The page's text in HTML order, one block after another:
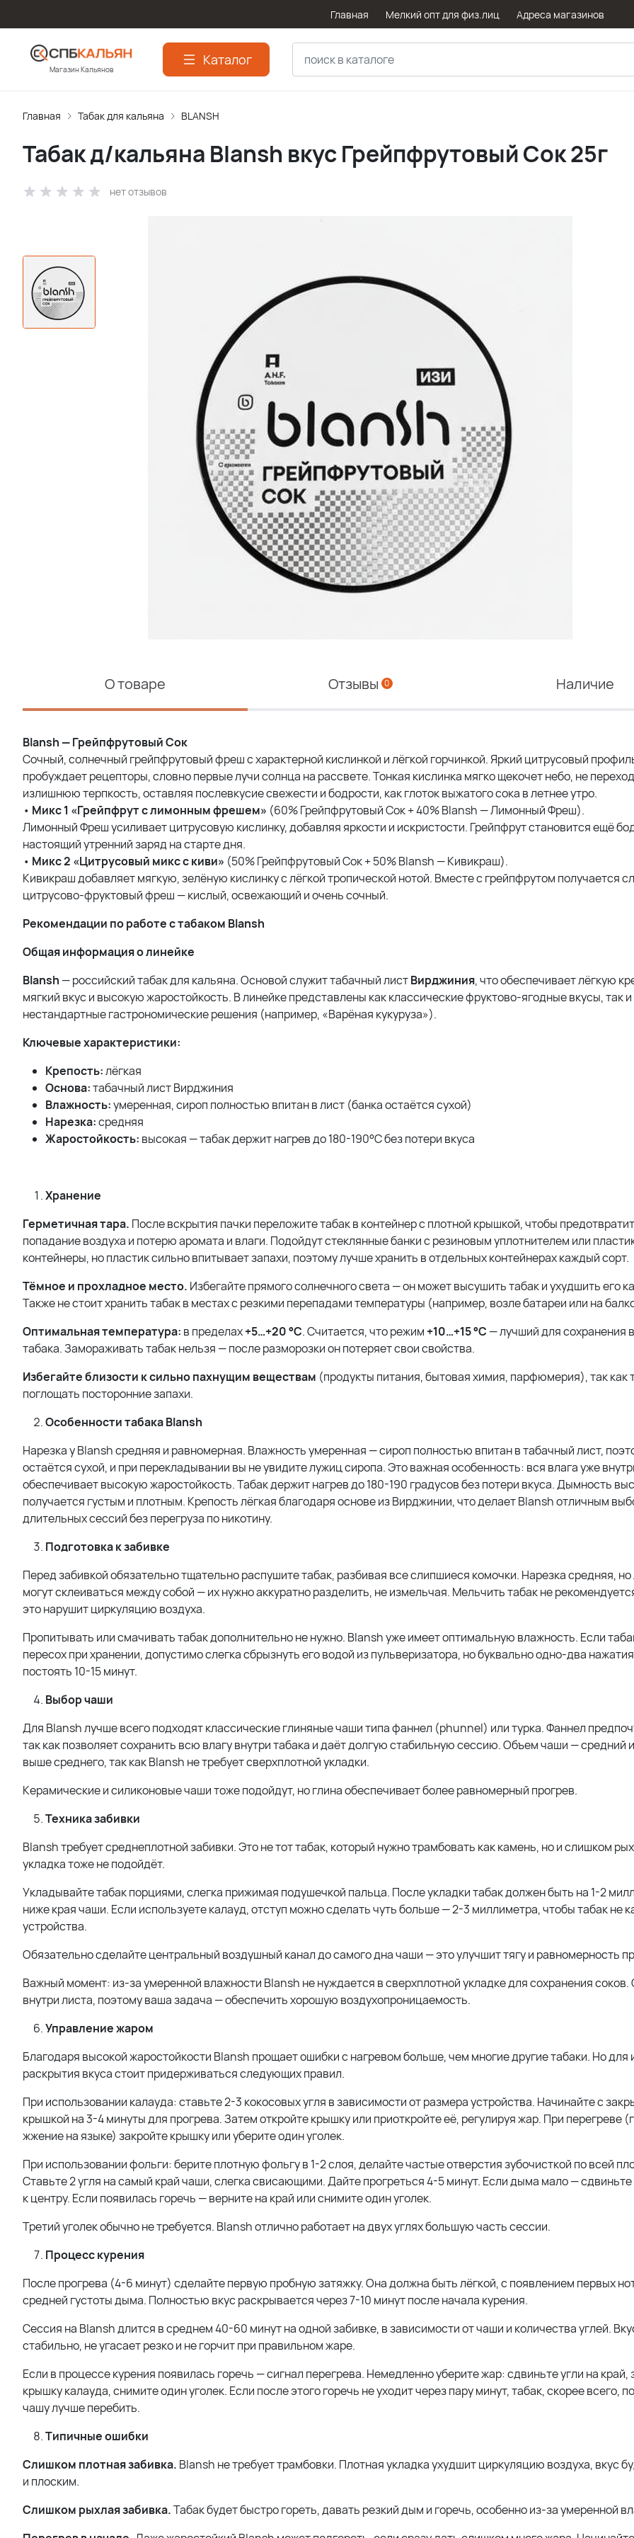
Главная Мелкий опт для физ.лиц Адреса магазинов
Магазин Кальянов
Каталог
Главная Табак для кальяна BLANSH
Табак д/кальяна Blansh вкус Грейпфрутовый Сок 25г
нет отзывов
О товаре Отзывы 0 Наличие
Blansh — Грейпфрутовый Сок
Сочный, солнечный грейпфрутовый фреш с характерной кислинкой и лёгкой горчинкой. Яркий цитрусовый
пробуждает рецепторы, словно первые лучи солнца на рассвете. Тонкая кислинка мягко щекочет небо, не
излишнюю терпкость, оставляя послевкусие свежести и бодрости, как глоток выжатого сока в летнее утро.
• Микс 1 «Грейпфрут с лимонным фрешем» (60% Грейпфрутовый Сок + 40% Blansh — Лимонный Фреш).
Лимонный Фреш усиливает цитрусовую кислинку, добавляя яркости и искристости. Грейпфрут становится ещё
настоящий утренний заряд на старте дня.
• Микс 2 «Цитрусовый микс с киви» (50% Грейпфрутовый Сок + 50% Blansh — Кивикраш).
Кивикраш добавляет мягкую, зелёную кислинку с лёгкой тропической нотой. Вместе с грейпфрутом получается
цитрусово-фруктовый фреш — кислый, освежающий и очень сочный.
Рекомендации по работе с табаком Blansh
Общая информация о линейке
Blansh — российский табак для кальяна. Основой служит табачный листВирджиния, что обеспечивает лёгкую
мягкий вкус и высокую жаростойкость. В линейке представлены как классические фруктово-ягодные вкусы, так и
нестандартные гастрономические решения (например, «Варёная кукуруза»).
Ключевые характеристики:
Крепость:лёгкая
Основа:табачный лист Вирджиния
Влажность:умеренная, сироп полностью впитан в лист (банка остаётся сухой)
Нарезка:средняя
Жаростойкость: высокая — табак держит нагрев до 180-190°C без потери вкуса
Хранение
Герметичная тара. После вскрытия пачки переложите табак в контейнер с плотной крышкой, чтобы
попадание воздуха и потерю аромата и влаги. Подойдут стеклянные банки с резиновым уплотнителем или
контейнеры, но пластик сильно впитывает запахи, поэтому лучше хранить в отдельных контейнерах каждый сорт.
Тёмное и прохладное место. Избегайте прямого солнечного света — он может высушить табак и ухудшить его
Также не стоит хранить табак в местах с резкими перепадами температуры (например, возле батареи или на
Оптимальная температура: в пределах+5…+20 °C. Считается, что режим +10…+15 °C — лучший для сохранения
табака. Замораживать табак нельзя — после разморозки он потеряет свои свойства.
Избегайте близости к сильно пахнущим веществам (продукты питания, бытовая химия, парфюмерия), так как
поглощать посторонние запахи.
Особенности табака Blansh
Нарезка у Blansh средняя и равномерная. Влажность умеренная — сироп полностью впитан в табачный лист,
остаётся сухой, и при перекладывании вы не увидите лужиц сиропа. Это важная особенность: вся влага уже
обеспечивает высокую жаростойкость. Табак держит нагрев до 180-190 градусов без потери вкуса. Дымность
получается густым и плотным. Крепость лёгкая благодаря основе из Вирджинии, что делает Blansh отличным
длительных сессий без перегруза по никотину.
Подготовка к забивке
Перед забивкой обязательно тщательно распушите табак, разбивая все слипшиеся комочки. Нарезка средняя, но
могут склеиваться между собой — их нужно аккуратно разделить, не измельчая. Мельчить табак не
это нарушит циркуляцию воздуха.
Пропитывать или смачивать табак дополнительно не нужно. Blansh уже имеет оптимальную влажность. Если
пересох при хранении, допустимо слегка сбрызнуть его водой из пульверизатора, но буквально одно-два
постоять 10-15 минут.
Выбор чаши
Для Blansh лучше всего подходят классические глиняные чаши типа фаннел (phunnel) или турка. Фаннел
так как позволяет сохранить всю влагу внутри табака и даёт долгую стабильную сессию. Объем чаши — средний
выше среднего, так как Blansh не требует сверхплотной укладки.
Керамические и силиконовые чаши тоже подойдут, но глина обеспечивает более равномерный прогрев.
Техника забивки
Blansh требует среднеплотной забивки. Это не тот табак, который нужно трамбовать как камень, но и слишком
укладка тоже не подойдёт.
Укладывайте табак порциями, слегка прижимая подушечкой пальца. После укладки табак должен быть на 1-2
ниже края чаши. Если используете калауд, отступ можно сделать чуть больше — 2-3 миллиметра, чтобы табак не
устройства.
Обязательно сделайте центральный воздушный канал до самого дна чаши — это улучшит тягу и равномерность
Важный момент: из-за умеренной влажности Blansh не нуждается в сверхплотной укладке для сохранения соков.
внутри листа, поэтому ваша задача — обеспечить хорошую воздухопроницаемость.
Управление жаром
Благодаря высокой жаростойкости Blansh прощает ошибки с нагревом больше, чем многие другие табаки. Но для
раскрытия вкуса стоит придерживаться следующих правил.
При использовании калауда: ставьте 2-3 кокосовых угля в зависимости от размера устройства. Начинайте с
крышкой на 3-4 минуты для прогрева. Затем откройте крышку или приоткройте её, регулируя жар. При перегреве
жжение на языке) закройте крышку или уберите один уголек.
При использовании фольги: берите плотную фольгу в 1-2 слоя, делайте частые отверстия зубочисткой по всей
Ставьте 2 угля на самый край чаши, слегка свисающими. Дайте прогреться 4-5 минут. Если дыма мало — сдвиньте
к центру. Если появилась горечь — верните на край или снимите один уголек.
Третий уголек обычно не требуется. Blansh отлично работает на двух углях большую часть сессии.
Процесс курения
После прогрева (4-6 минут) сделайте первую пробную затяжку. Она должна быть лёгкой, с появлением первых
средней густоты дыма. Полностью вкус раскрывается через 7-10 минут после начала курения.
Сессия на Blansh длится в среднем 40-60 минут на одной забивке, в зависимости от чаши и количества углей.
стабильно, не угасает резко и не горчит при правильном жаре.
Если в процессе курения появилась горечь — сигнал перегрева. Немедленно уберите жар: сдвиньте угли на край,
крышку калауда, снимите один уголек. Если после этого горечь не уходит через пару минут, табак, скорее всего,
чашу лучше перебить.
Типичные ошибки
Слишком плотная забивка. Blansh не требует трамбовки. Плотная укладка ухудшит циркуляцию воздуха, вкус
и плоским.
Слишком рыхлая забивка.Табак будет быстро гореть, давать резкий дым и горечь, особенно из-за умеренной